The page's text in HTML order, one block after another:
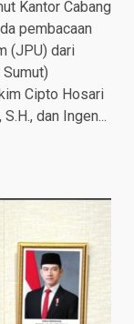
Kantor Cabang
pembacaan
(JPU) dari
Cipto Hosari
dan Ingen...